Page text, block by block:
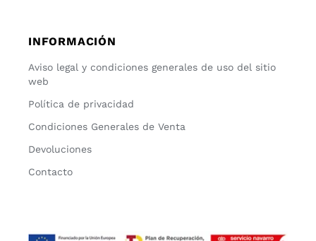
INFORMACIÓN
Aviso legal y condiciones generales de uso del sitio
web
Política de privacidad
Condiciones Generales de Venta
Devoluciones
Contacto